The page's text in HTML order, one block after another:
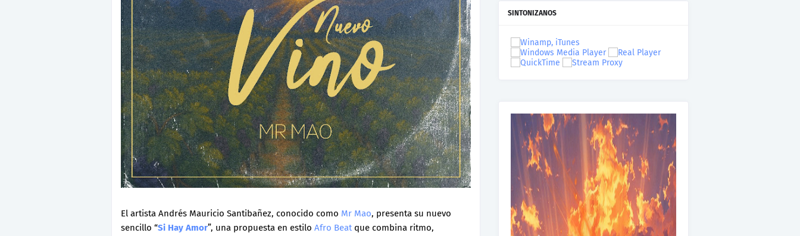
El artista Andrés Mauricio Santibañez, conocido como Mr Mao, presenta su nuevo
sencillo “Si Hay Amor”, una propuesta en estilo Afro Beatque combina ritmo,
SINTONIZANOS